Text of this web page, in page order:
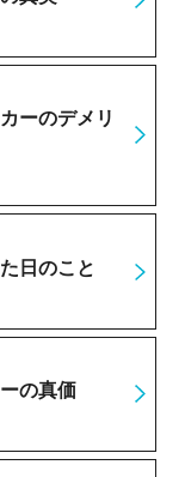
ーのデメリ
日のこと
の真価